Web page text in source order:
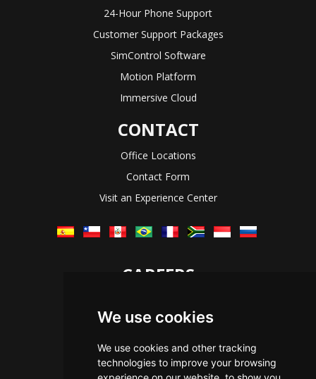
We use cookies
We use cookies and other tracking
technologies to improve your browsing
24-Hour Phone Support
Customer Support Packages
SimControl Software
Motion Platform
Immersive Cloud
CONTACT
Office Locations
Contact Form
Visit an Experience Center
CAREERS
The Immersive Way
Benefits You Receive
Applying For a Position